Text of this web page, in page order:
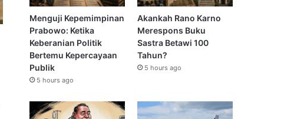
Menguji Kepemimpinan
Prabowo: Ketika
Keberanian Politik
Bertemu Kepercayaan
Publik
5 hours ago
Akankah Rano Karno
Merespons Buku
Sastra Betawi 100
Tahun?
5 hours ago